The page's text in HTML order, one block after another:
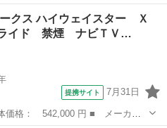
グレード名： Ｊ ＳＤナビ
ブレーキ 純正１４インチ鉄
ークス ハイウェイスター Ｘ
イド 禁煙 ナビＴＶ…
提携サイト 7月31日